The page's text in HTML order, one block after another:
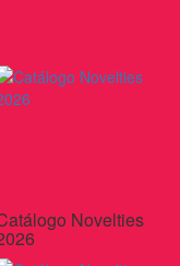
Novelties